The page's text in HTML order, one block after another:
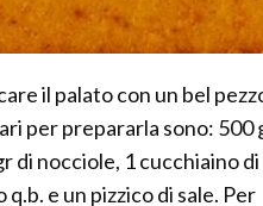
il palato con un bel
per prepararla sono: 500
di nocciole, 1 cucchiaino di
e un pizzico di sale. Per